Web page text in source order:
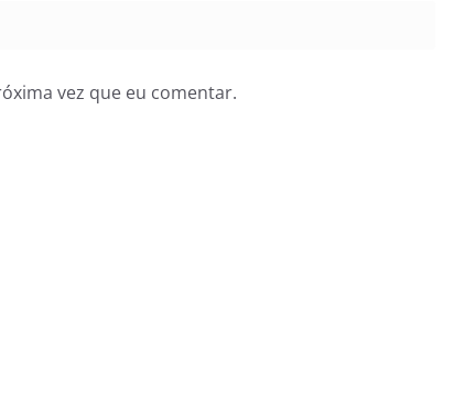
vez que eu comentar.